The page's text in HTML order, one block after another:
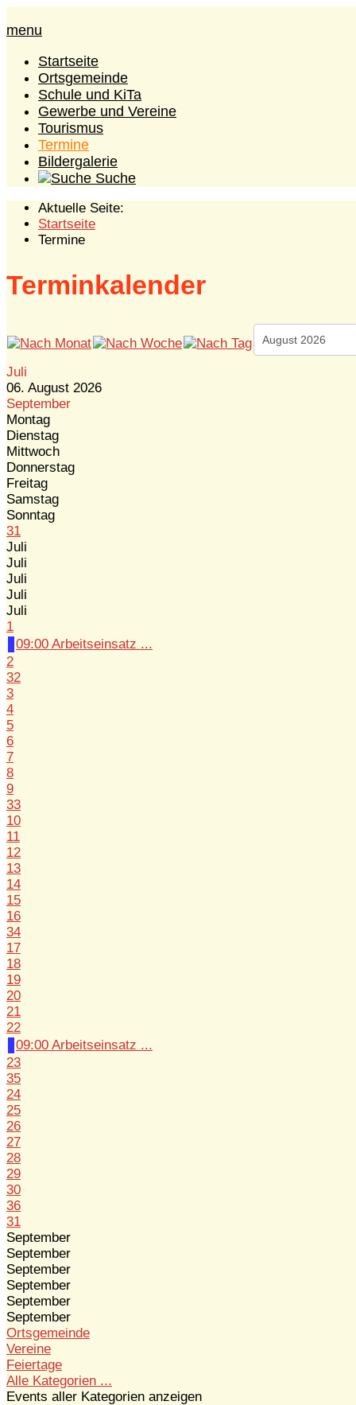
menu
Startseite
Ortsgemeinde
Schule und KiTa
Gewerbe und Vereine
Tourismus
Termine
Bildergalerie
Suche
Aktuelle Seite:
Startseite
Termine
Terminkalender
Juli
06. August 2026
September
Montag
Dienstag
Mittwoch
Donnerstag
Freitag
Samstag
Sonntag
31
Juli
Juli
Juli
Juli
Juli
1
09:00 Arbeitseinsatz ...
2
32
3
4
5
6
7
8
9
33
10
11
12
13
14
15
16
34
17
18
19
20
21
22
09:00 Arbeitseinsatz ...
23
35
24
25
26
27
28
29
30
36
31
September
September
September
September
September
September
Ortsgemeinde
Vereine
Feiertage
Alle Kategorien ...
Events aller Kategorien anzeigen